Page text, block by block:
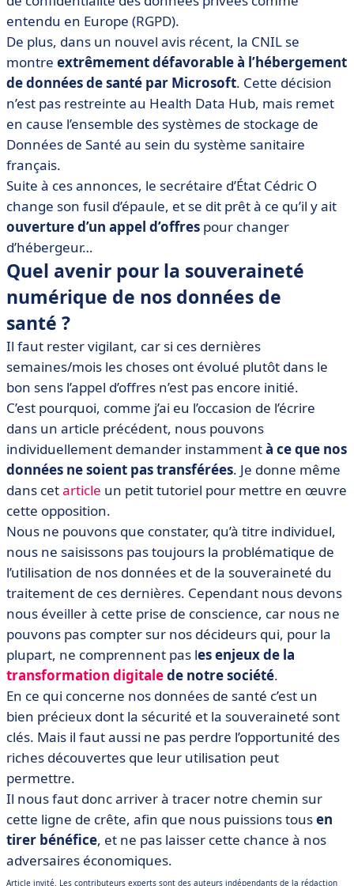
entendu en Europe (RGPD).
De plus, dans un nouvel avis récent, la CNIL se
montre extrêmement défavorable à l’hébergement
de données de santé par Microsoft. Cette décision
n’est pas restreinte au Health Data Hub, mais remet
en cause l’ensemble des systèmes de stockage de
Données de Santé au sein du système sanitaire
français.
Suite à ces annonces, le secrétaire d’État Cédric O
change son fusil d’épaule, et se dit prêt à ce qu’il y ait
ouverture d’un appel d’offres pour changer
d’hébergeur…
Quel avenir pour la souveraineté
numérique de nos données de
santé ?
Il faut rester vigilant, car si ces dernières
semaines/mois les choses ont évolué plutôt dans le
bon sens l’appel d’offres n’est pas encore initié.
C’est pourquoi, comme j’ai eu l’occasion de l’écrire
dans un article précédent, nous pouvons
individuellement demander instammentà ce que nos
données ne soient pas transférées. Je donne même
dans cetarticle un petit tutoriel pour mettre en œuvre
cette opposition.
Nous ne pouvons que constater, qu’à titre individuel,
nous ne saisissons pas toujours la problématique de
l’utilisation de nos données et de la souveraineté du
traitement de ces dernières. Cependant nous devons
nous éveiller à cette prise de conscience, car nous ne
pouvons pas compter sur nos décideurs qui, pour la
plupart, ne comprennent pas les enjeux de la
transformation digitalede notre société.
En ce qui concerne nos données de santé c’est un
bien précieux dont la sécurité et la souveraineté sont
clés. Mais il faut aussi ne pas perdre l’opportunité des
riches découvertes que leur utilisation peut
permettre.
Il nous faut donc arriver à tracer notre chemin sur
cette ligne de crête, afin que nous puissions tousen
tirer bénéfice, et ne pas laisser cette chance à nos
adversaires économiques.
Article invité. Les contributeurs experts sont des auteurs indépendants de la rédaction